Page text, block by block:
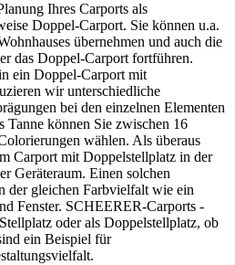
Ihres Carports als
Doppel-Carport. Sie können u.a.
übernehmen und auch die
das Doppel-Carport fortführen.
ein Doppel-Carport mit
wir unterschiedliche
bei den einzelnen Elementen
Tanne können Sie zwischen 16
wählen. Als überaus
Carport mit Doppelstellplatz in der
Geräteraum. Einen solchen
der gleichen Farbvielfalt wie ein
Fenster. SCHEERER-Carports -
oder als Doppelstellplatz, ob
ein Beispiel für